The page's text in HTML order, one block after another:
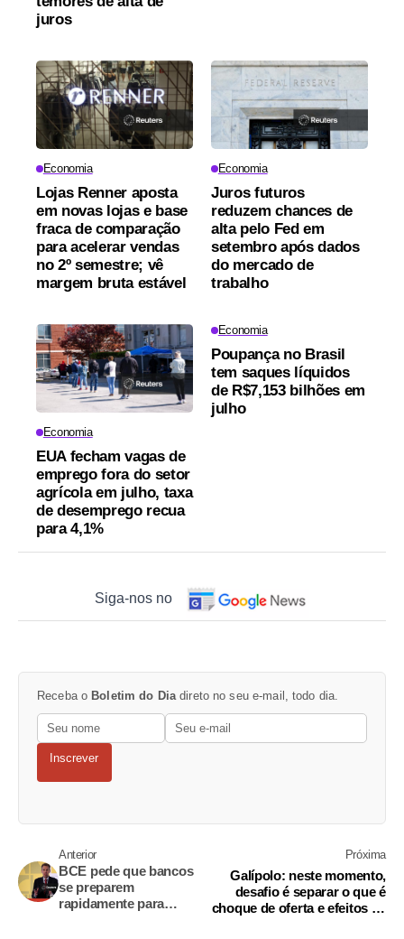
juros
Economia
Lojas Renner aposta
em novas lojas e base
fraca de comparação
para acelerar vendas
no 2º semestre; vê
margem bruta estável
Economia
Juros futuros
reduzem chances de
alta pelo Fed em
setembro após dados
do mercado de
trabalho
Economia
EUA fecham vagas de
emprego fora do setor
agrícola em julho, taxa
de desemprego recua
para 4,1%
Economia
Poupança no Brasil
tem saques líquidos
de R$7,153 bilhões em
julho
Siga-nos no
Receba o Boletim do Dia direto no seu e-mail, todo dia.
Inscrever
Anterior
BCE pede que bancos
se preparem
rapidamente para
Próxima
Galípolo: neste momento,
desafio é separar o que é
choque de oferta e efeitos de